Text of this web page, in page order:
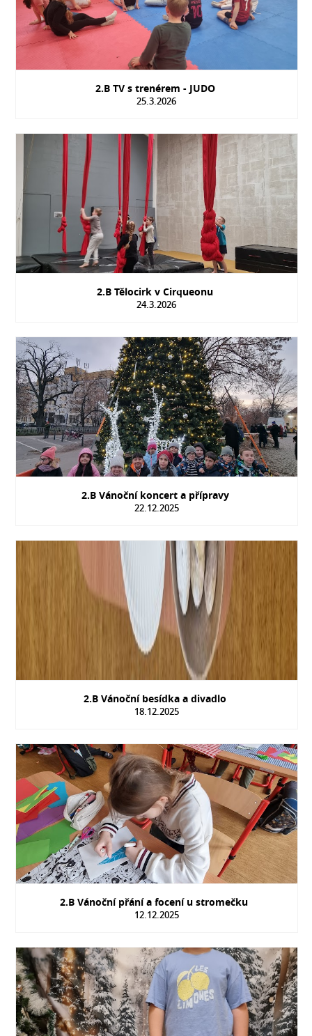
2.B TV s trenérem - JUDO
25.3.2026
2.B Tělocirk v Cirqueonu
24.3.2026
2.B Vánoční koncert a přípravy
22.12.2025
2.B Vánoční besídka a divadlo
18.12.2025
2.B Vánoční přání a focení u stromečku
12.12.2025